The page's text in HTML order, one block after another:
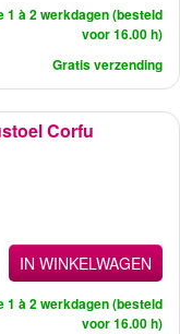
1 à 2 werkdagen (besteld
voor 16.00 h)
Gratis verzending
Corfu
IN WINKELWAGEN
1 à 2 werkdagen (besteld
voor 16.00 h)